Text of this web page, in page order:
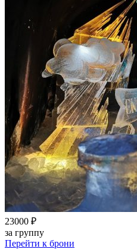
23000 ₽
за группу
Перейти к брони